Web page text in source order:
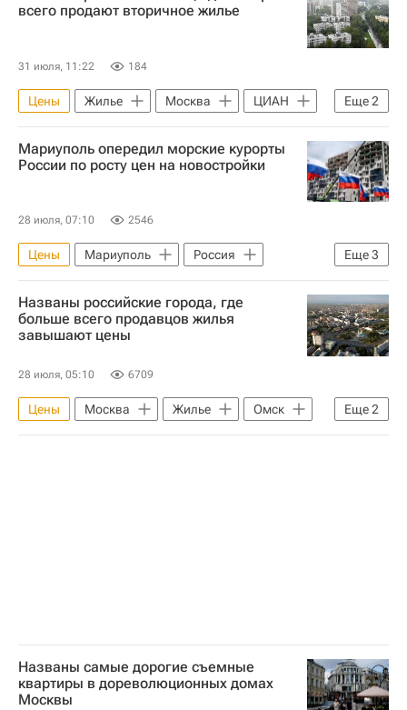
всего продают вторичное жилье
31 июля, 11:22 184
Еще2
Цены Жилье Москва
ЦИАН
Вторичное жилье
Сделки
Мариуполь опередил морские курорты
России по росту цен на новостройки
28 июля, 07:10 2546
Еще3
Цены Мариуполь
Россия
Саки (Крым)
Новостройки
Жилье
Названы российские города, где
больше всего продавцов жилья
завышают цены
28 июля, 05:10 6709
Еще2
Цены Москва Жилье
Омск
Санкт-Петербург
Сделки
Названы самые дорогие съемные
квартиры в дореволюционных домах
Москвы